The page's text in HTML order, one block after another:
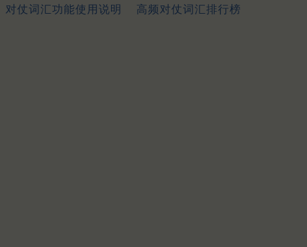
对仗词汇功能使用说明 高频对仗词汇排行榜